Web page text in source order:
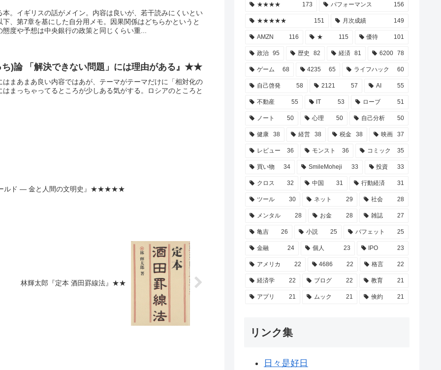
。イギリスの話がメイン。内容は良いが、若干読みにくいとい
、第7章を基にした自分用メモ。因果関係はどちらかというと
度や予想は中央銀行の政策と同じくらい重...
ち)論 「解決できない問題」には理由がある』★★
まあまあ良い内容ではあが、テーマがテーマだけに「相対化の
まっちゃってるところが少しある気がする。ロシアのところと
ールド ― 金と人間の文明史』★★★★★
林輝太郎『定本 酒田罫線法』★★
★★★★ 173 パフォーマンス 156
★★★★★ 151 月次成績 149
AMZN 116 ★ 115 優待 101
政治 95 歴史 82 経済 81 6200 78
ゲーム 68 4235 65 ライフハック 60
自己啓発 58 2121 57 AI 55
不動産 55 IT 53 ローブ 51
ノート 50 心理 50 自己分析 50
健康 38 経営 38 税金 38 映画 37
レビュー 36 モンスト 36 コミック 35
買い物 34 SmileMoheji 33 投資 33
クロス 32 中国 31 行動経済 31
ツール 30 ネット 29 社会 28
メンタル 28 お金 28 雑誌 27
亀吉 26 小説 25 バフェット 25
金融 24 個人 23 IPO 23
アメリカ 22 4686 22 格言 22
経済学 22 ブログ 22 教育 21
アプリ 21 ムック 21 倹約 21
リンク集
日々是好日